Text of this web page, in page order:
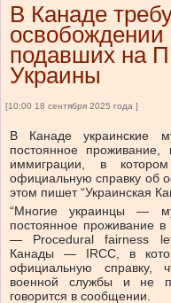
В Канаде
подавших на
Украины
[10:00 18 сентября 2025 года ]
В Канаде украинские
постоянное
иммиграции, в
официальную справку об
этом пишет “Украинская
“Многие украинцы —
постоянное проживание
— Procedural fairness
Канады — IRCC, в
официальную справку,
военной службы и не
говорится в сообщении.